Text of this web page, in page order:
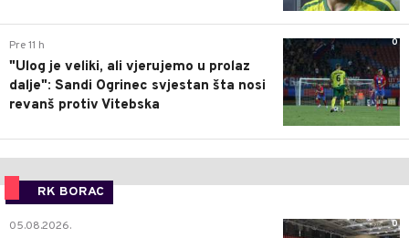
0
Pre 11 h
"Ulog je veliki, ali vjerujemo u prolaz
dalje": Sandi Ogrinec svjestan šta nosi
revanš protiv Vitebska
RK BORAC
0
05.08.2026.